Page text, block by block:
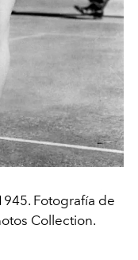
Fotografía de
Collection.